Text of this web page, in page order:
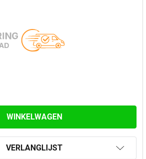
VAN ROESTVASTSTAAL VERLOOP
AANTAL VAN ROESTVASTSTAAL
VERLANGLIJST